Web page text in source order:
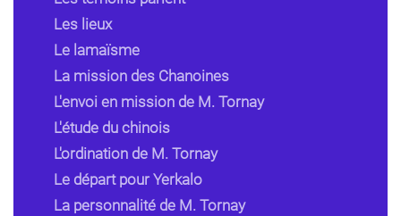
Les lieux
Le lamaïsme
La mission des Chanoines
L'envoi en mission de M. Tornay
L'étude du chinois
L'ordination de M. Tornay
Le départ pour Yerkalo
La personnalité de M. Tornay